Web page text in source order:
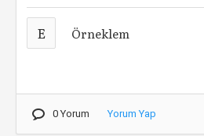
E Örneklem
0 Yorum Yorum Yap